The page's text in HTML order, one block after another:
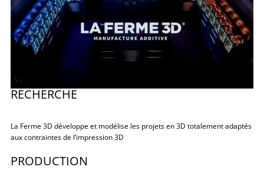
RECHERCHE
La Ferme 3D développe et modélise les projets en 3D totalement adaptés
aux contraintes de l’impression 3D
PRODUCTION